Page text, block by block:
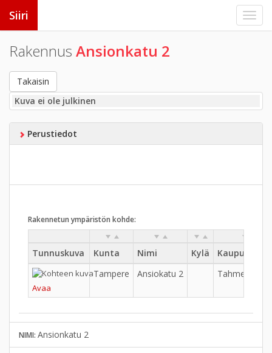
Siiri
Rakennus Ansionkatu 2
Takaisin
Kuva ei ole julkinen
Perustiedot
Rakennetun ympäristön kohde:
Tunnuskuva Kunta Nimi Kylä
Avaa
Tampere Ansiokatu 2 Tahmela
NIMI: Ansionkatu 2